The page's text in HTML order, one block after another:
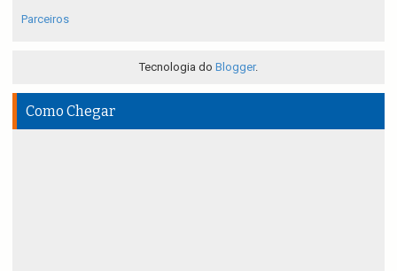
Parceiros
Tecnologia do Blogger.
Como Chegar